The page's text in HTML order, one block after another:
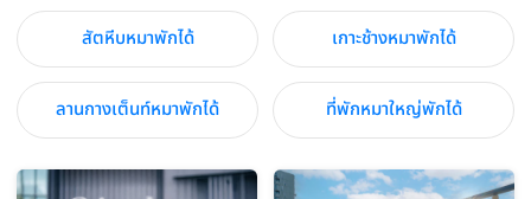
สัตหีบหมาพักได้ เกาะช้างหมาพักได้
ลานกางเต็นท์หมาพักได้ ที่พักหมาใหญ่พักได้